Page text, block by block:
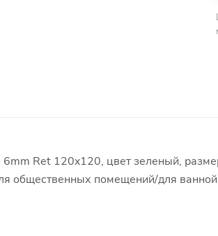
Ret 120x120, цвет зеленый,
общественных помещений/для